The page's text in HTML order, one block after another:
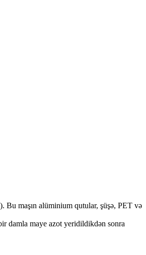
Bu maşın alüminium qutular, şüşə, PET və
damla maye azot yeridildikdən sonra